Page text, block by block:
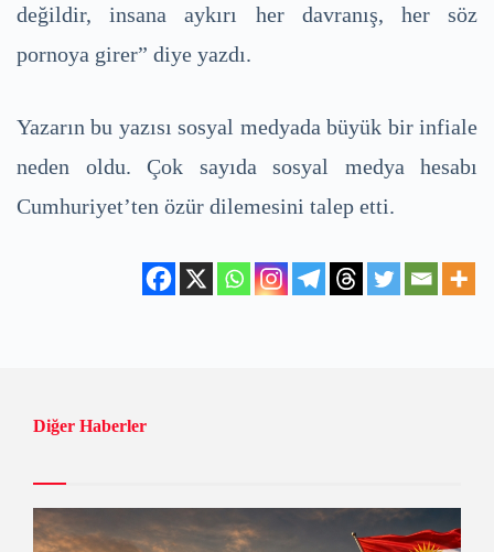
değildir, insana aykırı her davranış, her söz
pornoya girer” diye yazdı.
Yazarın bu yazısı sosyal medyada büyük bir infiale
neden oldu. Çok sayıda sosyal medya hesabı
Cumhuriyet’ten özür dilemesini talep etti.
Diğer Haberler